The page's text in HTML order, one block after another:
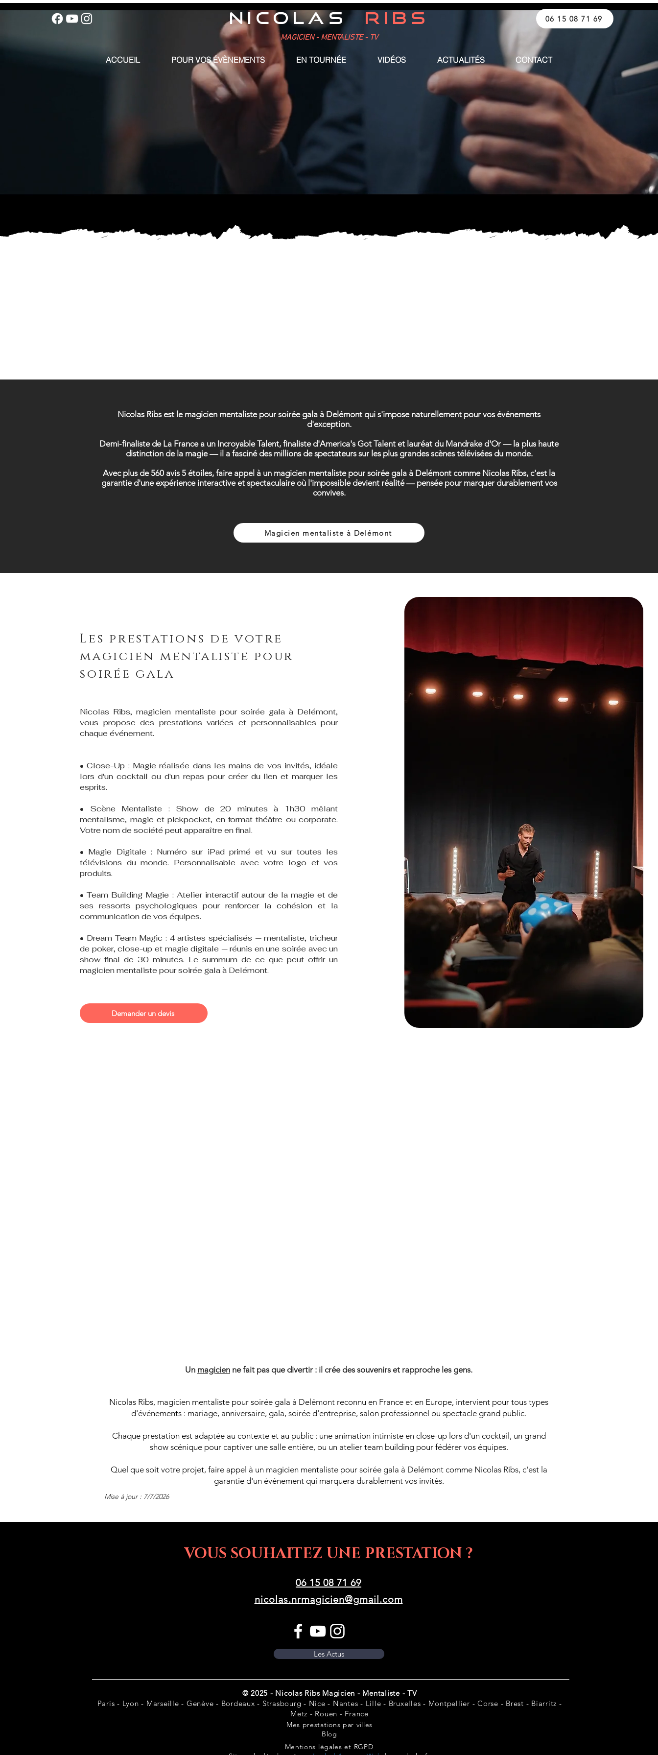
NICOLASRIBS
MAGICIEN - MENTALISTE - TV
06 15 08 71 69
ACCUEIL POUR VOS ÉVÈNEMENTS EN TOURNÉE VIDÉOS ACTUALITÉS CONTACT
Nicolas Ribs est le magicien mentaliste pour soirée gala à Delémont qui s'impose naturellement pour vos événements
d'exception.
Demi-finaliste de La France a un Incroyable Talent, finaliste d'America's Got Talent et lauréat du Mandrake d'Or — la plus haute
distinction de la magie — il a fasciné des millions de spectateurs sur les plus grandes scènes télévisées du monde.
Avec plus de 560 avis 5 étoiles, faire appel à un magicien mentaliste pour soirée gala à Delémont comme Nicolas Ribs, c'est la
garantie d'une expérience interactive et spectaculaire où l'impossible devient réalité — pensée pour marquer durablement vos
convives.
Magicien mentaliste à Delémont
Les prestations de votre
magicien mentaliste pour
soirée gala
Nicolas Ribs, magicien mentaliste pour soirée gala à Delémont,
vous propose des prestations variées et personnalisables pour
chaque événement.
• Close-Up : Magie réalisée dans les mains de vos invités, idéale
lors d'un cocktail ou d'un repas pour créer du lien et marquer les
esprits.
• Scène Mentaliste : Show de 20 minutes à 1h30 mêlant
mentalisme, magie et pickpocket, en format théâtre ou corporate.
Votre nom de société peut apparaître en final.
• Magie Digitale : Numéro sur iPad primé et vu sur toutes les
télévisions du monde. Personnalisable avec votre logo et vos
produits.
• Team Building Magie : Atelier interactif autour de la magie et de
ses ressorts psychologiques pour renforcer la cohésion et la
communication de vos équipes.
• Dream Team Magic : 4 artistes spécialisés — mentaliste, tricheur
de poker, close-up et magie digitale — réunis en une soirée avec un
show final de 30 minutes. Le summum de ce que peut offrir un
magicien mentaliste pour soirée gala à Delémont.
Demander un devis
Un magicien ne fait pas que divertir : il crée des souvenirs et rapproche les gens.
Nicolas Ribs, magicien mentaliste pour soirée gala à Delémont reconnu en France et en Europe, intervient pour tous types
d'événements : mariage, anniversaire, gala, soirée d'entreprise, salon professionnel ou spectacle grand public.
Chaque prestation est adaptée au contexte et au public : une animation intimiste en close-up lors d'un cocktail, un grand
show scénique pour captiver une salle entière, ou un atelier team building pour fédérer vos équipes.
Quel que soit votre projet, faire appel à un magicien mentaliste pour soirée gala à Delémont comme Nicolas Ribs, c'est la
garantie d'un événement qui marquera durablement vos invités.
Mise à jour : 7/7/2026
VOUS SOUHAITEZ UNE PRESTATION ?
06 15 08 71 69
nicolas.nrmagicien@gmail.com
Les Actus
© 2025 - Nicolas Ribs Magicien - Mentaliste - TV
Paris - Lyon - Marseille - Genève - Bordeaux - Strasbourg - Nice - Nantes - Lille - Bruxelles - Montpellier - Corse - Brest - Biarritz -
Metz - Rouen - France
Mes prestations par villes
Blog
Mentions légales et RGPD